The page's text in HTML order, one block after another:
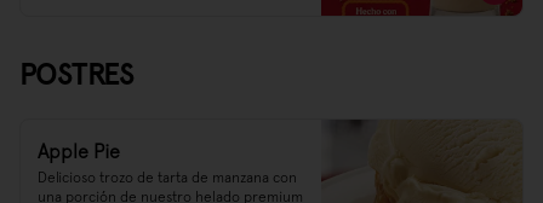
POSTRES
Apple Pie
Delicioso trozo de tarta de manzana con
una porción de nuestro helado premium